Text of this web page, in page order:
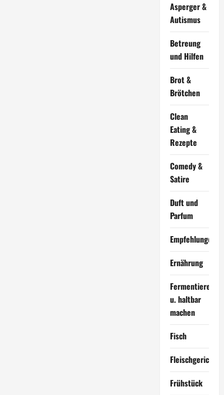
Asperger &
Autismus
Betreung
und Hilfen
Brot &
Brötchen
Clean
Eating &
Rezepte
Comedy &
Satire
Duft und
Parfum
Empfehlungen
Ernährung
Fermentieren
u. haltbar
machen
Fisch
Fleischgerichte
Frühstück